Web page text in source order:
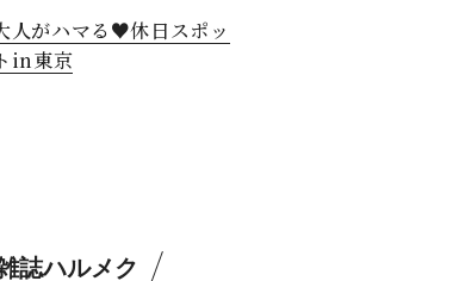
人がハマる♥休日スポッ
in東京
誌ハルメク